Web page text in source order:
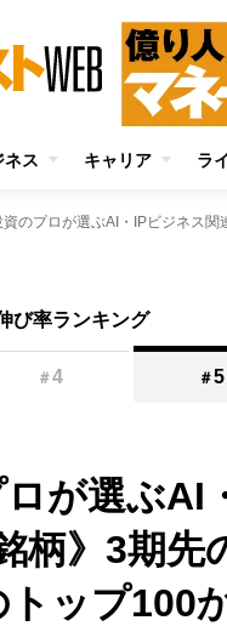
ネス キャリア ラ
び率ランキング
＃4 ＃5
ロが選ぶ
柄》3期先
トップ100